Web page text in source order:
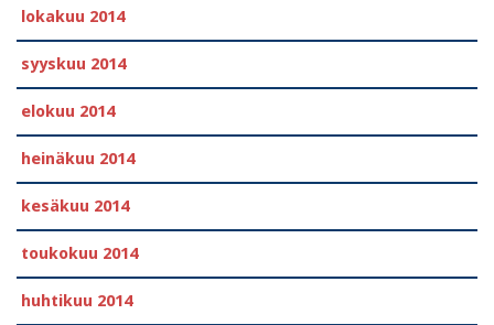
lokakuu 2014
syyskuu 2014
elokuu 2014
heinäkuu 2014
kesäkuu 2014
toukokuu 2014
huhtikuu 2014